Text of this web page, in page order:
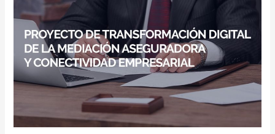
MARCHA
“EL
PROYECTO
DE
TRANSFORMACIÓN
DIGITAL
DE
LA
MEDIACIÓN
ASEGURADORA
Y
CONECTIVIDAD
EMPRESARIAL”.
AYUDAS
EUROPEAS